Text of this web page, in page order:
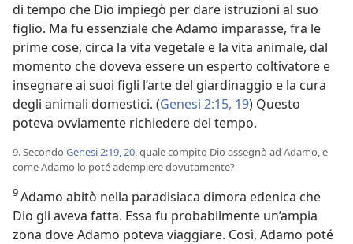
di tempo che Dio impiegò per dare istruzioni al suo
figlio. Ma fu essenziale che Adamo imparasse, fra le
prime cose, circa la vita vegetale e la vita animale, dal
momento che doveva essere un esperto coltivatore e
insegnare ai suoi figli l’arte del giardinaggio e la cura
degli animali domestici. (Genesi 2:15, 19) Questo
poteva ovviamente richiedere del tempo.
9. Secondo Genesi 2:19, 20, quale compito Dio assegnò ad Adamo, e
come Adamo lo poté adempiere dovutamente?
9Adamo abitò nella paradisiaca dimora edenica che
Dio gli aveva fatta. Essa fu probabilmente un’ampia
zona dove Adamo poteva viaggiare. Così, Adamo poté